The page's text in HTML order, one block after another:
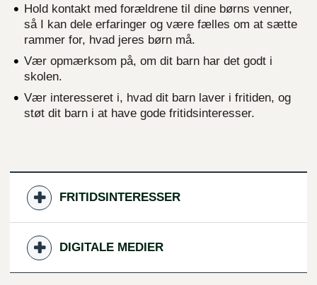
Hold kontakt med forældrene til dine børns venner,
så I kan dele erfaringer og være fælles om at sætte
rammer for, hvad jeres børn må.
Vær opmærksom på, om dit barn har det godt i
skolen.
Vær interesseret i, hvad dit barn laver i fritiden, og
støt dit barn i at have gode fritidsinteresser.
FRITIDSINTERESSER
DIGITALE MEDIER